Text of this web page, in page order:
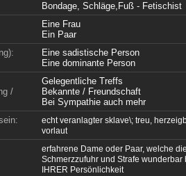
Bondage, Schläge,Fuß - Fetischist
Eine Frau
Ein Paar
Eine sadistische Person
Eine dominante Person
/
Gelegentliche Treffs
Bekannte / Freundschaft
Bei Sympathie auch mehr
echt veranlagter sklave\; treu,
vorlaut
erfahrene Dame oder Paar, welche
Schmerzzufuhr und Strafe
IHRER Persönlichkeit